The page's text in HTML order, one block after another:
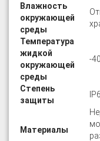
Влажность
окружающей
среды
Температура
жидкой
окружающей
среды
-
Степень
защиты
Материалы